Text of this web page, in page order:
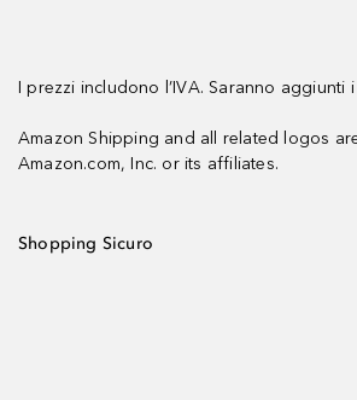
I prezzi includono l’IVA. Saranno aggiunti i
Amazon Shipping and all related logos
Amazon.com, Inc. or its affiliates.
Shopping Sicuro